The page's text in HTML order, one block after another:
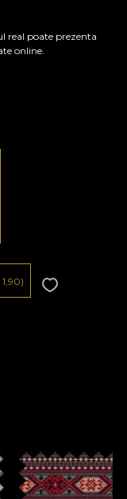
real poate prezenta
online.
1,90)